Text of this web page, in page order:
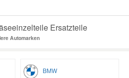
Ersatzteile
Automarken
BMW